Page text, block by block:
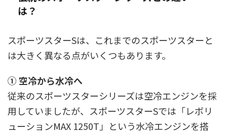
は？
スポーツスターSは、これまでのスポーツスターと
は大きく異なる点がいくつもあります。
① 空冷から水冷へ
従来のスポーツスターシリーズは空冷エンジンを採
用していましたが、スポーツスターSでは「レボリ
ューションMAX 1250T」という水冷エンジンを搭